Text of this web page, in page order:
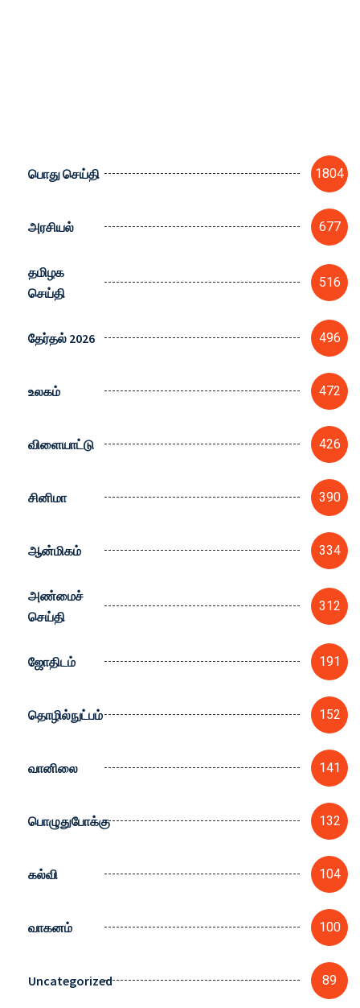
பொது செய்தி 1804
அரசியல் 677
தமிழக
செய்தி
516
தேர்தல் 2026 496
உலகம் 472
விளையாட்டு 426
சினிமா 390
ஆன்மிகம் 334
அண்மைச்
செய்தி
312
ஜோதிடம் 191
தொழில்நுட்பம் 152
வானிலை 141
பொழுதுபோக்கு 132
கல்வி 104
வாகனம் 100
Uncategorized 89